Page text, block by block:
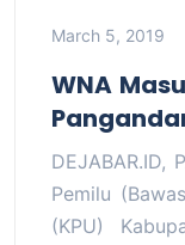
March 5, 2019
WNA
DEJABAR.ID,
Pemilu
(KPU)